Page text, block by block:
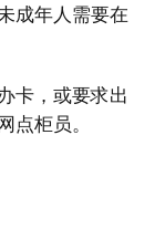
成年人需要在
卡，或要求出
柜员。